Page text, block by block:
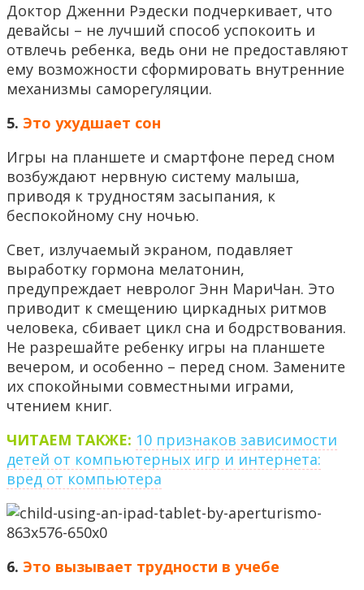
Доктор Дженни Рэдески подчеркивает, что
девайсы – не лучший способ успокоить и
отвлечь ребенка, ведь они не предоставляют
ему возможности сформировать внутренние
механизмы саморегуляции.
5. Это ухудшает сон
Игры на планшете и смартфоне перед сном
возбуждают нервную систему малыша,
приводя к трудностям засыпания, к
беспокойному сну ночью.
Свет, излучаемый экраном, подавляет
выработку гормона мелатонин,
предупреждает невролог Энн МариЧан. Это
приводит к смещению циркадных ритмов
человека, сбивает цикл сна и бодрствования.
Не разрешайте ребенку игры на планшете
вечером, и особенно – перед сном. Замените
их спокойными совместными играми,
чтением книг.
ЧИТАЕМ ТАКЖЕ: 10 признаков зависимости
детей от компьютерных игр и интернета:
вред от компьютера
6. Это вызывает трудности в учебе